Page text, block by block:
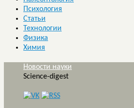
Психология
Статьи
Технологии
Физика
Химия
Новости науки
Science-digest